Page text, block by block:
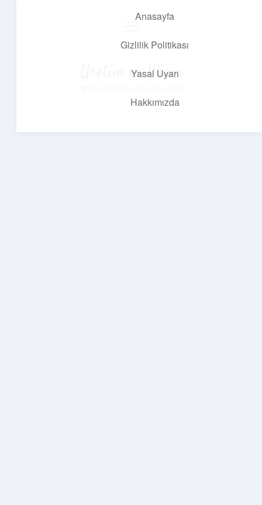
Anasayfa
Gizlilik Politikası
Yasal Uyarı
Hakkımızda
Üretim ve İlham